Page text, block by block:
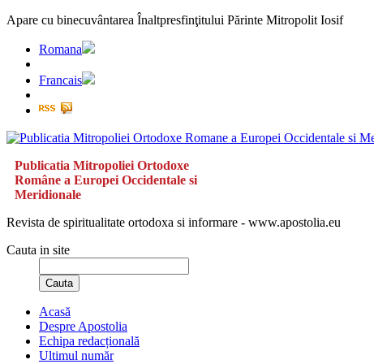
Apare cu binecuvântarea Înaltpresfinţitului Părinte Mitropolit Iosif
Romana
Francais
Publicatia Mitropoliei Ortodoxe
Române a Europei Occidentale si
Meridionale
Revista de spiritualitate ortodoxa si informare - www.apostolia.eu
Cauta in site
Cauta
Acasă
Despre Apostolia
Echipa redacțională
Ultimul număr